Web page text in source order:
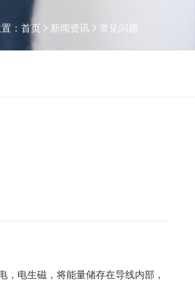
：首页 新闻资讯 常见问题
电生磁，将能量储存在导线内部，